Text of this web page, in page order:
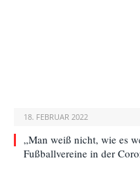
18. FEBRUAR 2022
„Man weiß nicht, wie es
Fußballvereine in der